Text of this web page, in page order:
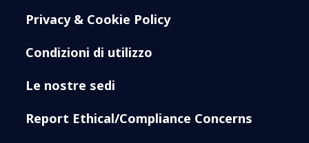
Privacy & Cookie Policy
Condizioni di utilizzo
Le nostre sedi
Report Ethical/Compliance Concerns